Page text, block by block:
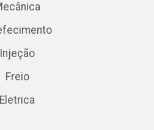
Injeção
Freio
Eletrica